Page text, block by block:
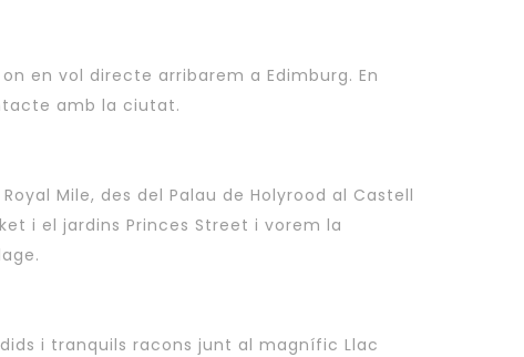
en vol directe arribarem a Edimburg. En
amb la ciutat.
Mile, des del Palau de Holyrood al Castell
i el jardins Princes Street i vorem la
i tranquils racons junt al magnífic Llac